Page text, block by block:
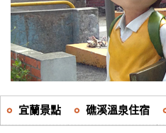
宜蘭景點 礁溪溫泉住宿